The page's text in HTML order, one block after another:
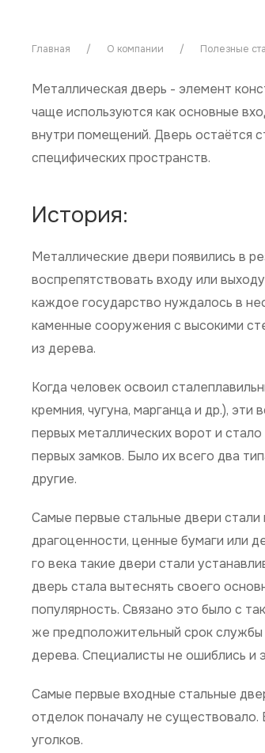
Главная О компании Полезные
Металлическая дверь - элемент
чаще используются как основные
внутри помещений. Дверь остаётся
специфических пространств.
История:
Металлические двери появились в
воспрепятствовать входу или
каждое государство нуждалось в
каменные сооружения с высокими
из дерева.
Когда человек освоил
кремния, чугуна, марганца и др.),
первых металлических ворот и
первых замков. Было их всего два
другие.
Самые первые стальные двери стали
драгоценности, ценные бумаги или
го века такие двери стали
дверь стала вытеснять своего
популярность. Связано это было с
же предположительный срок
дерева. Специалисты не ошиблись и
Самые первые входные стальные
отделок поначалу не существовало.
уголков.